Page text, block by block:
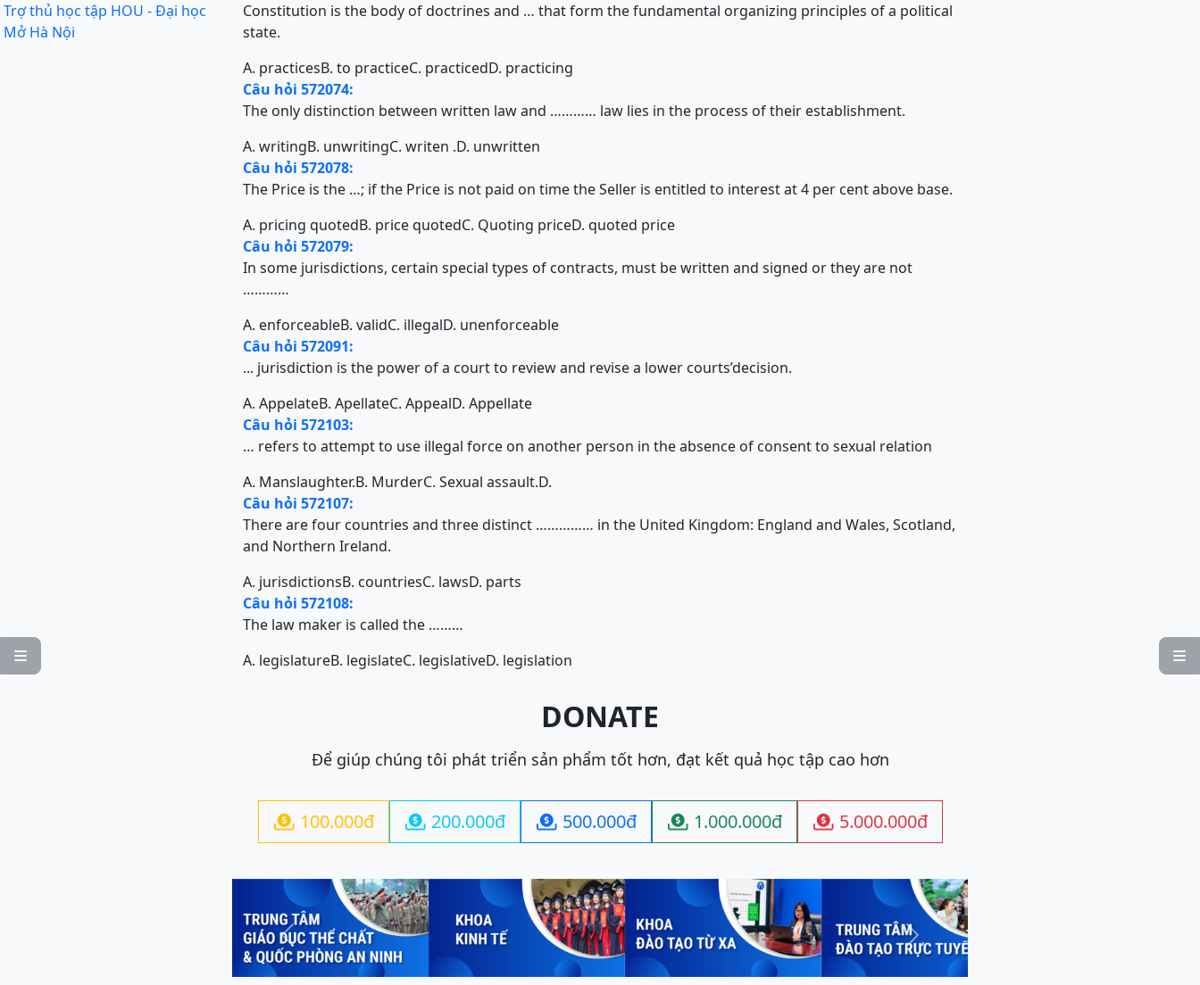


Trợ thủ học tập HOU - Đại học
Mở Hà Nội
Constitution is the body of doctrines and … that form the fundamental organizing principles of a political
state.
A. practicesB. to practiceC. practicedD. practicing
Câu hỏi 572074:
The only distinction between written law and ………… law lies in the process of their establishment.
A. writingB. unwritingC. writen .D. unwritten
Câu hỏi 572078:
The Price is the …; if the Price is not paid on time the Seller is entitled to interest at 4 per cent above base.
A. pricing quotedB. price quotedC. Quoting priceD. quoted price
Câu hỏi 572079:
In some jurisdictions, certain special types of contracts, must be written and signed or they are not
…………
A. enforceableB. validC. illegalD. unenforceable
Câu hỏi 572091:
... jurisdiction is the power of a court to review and revise a lower courts’decision.
A. AppelateB. ApellateC. AppealD. Appellate
Câu hỏi 572103:
… refers to attempt to use illegal force on another person in the absence of consent to sexual relation
A. Manslaughter.B. MurderC. Sexual assault.D.
Câu hỏi 572107:
There are four countries and three distinct …………… in the United Kingdom: England and Wales, Scotland,
and Northern Ireland.
A. jurisdictionsB. countriesC. lawsD. parts
Câu hỏi 572108:
The law maker is called the ………
A. legislatureB. legislateC. legislativeD. legislation
DONATE
Để giúp chúng tôi phát triển sản phẩm tốt hơn, đạt kết quả học tập cao hơn
 100.000đ  200.000đ  500.000đ  1.000.000đ  5.000.000đ
Previous Next